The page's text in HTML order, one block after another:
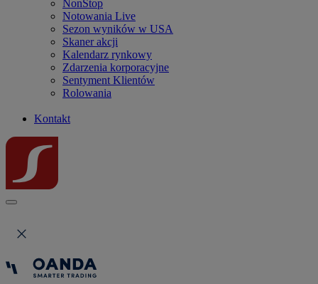
NonStop
Notowania Live
Sezon wyników w USA
Skaner akcji
Kalendarz rynkowy
Zdarzenia korporacyjne
Sentyment Klientów
Rolowania
Kontakt